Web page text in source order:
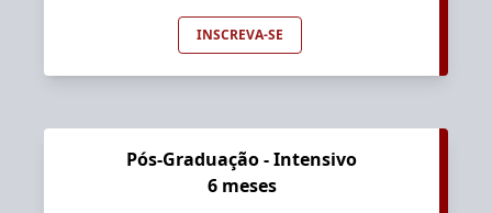
INSCREVA-SE
Pós-Graduação - Intensivo
6 meses